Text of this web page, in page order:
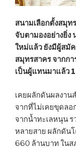
สนามเลือกตั้งสมุท
จับตามองอย่างยิ่ง
ใหม่แล้ว ยังมีผู้สมั
สมุทรสาคร จากก
เป็นผู้แทนมาแล้ว
เคยผลักดันผลงา
จากที่ไม่เคยขุดลอ
จากน้ำทะเลหนุน
หลายสาย ผลักดัน
660 ล้านบาท ในส